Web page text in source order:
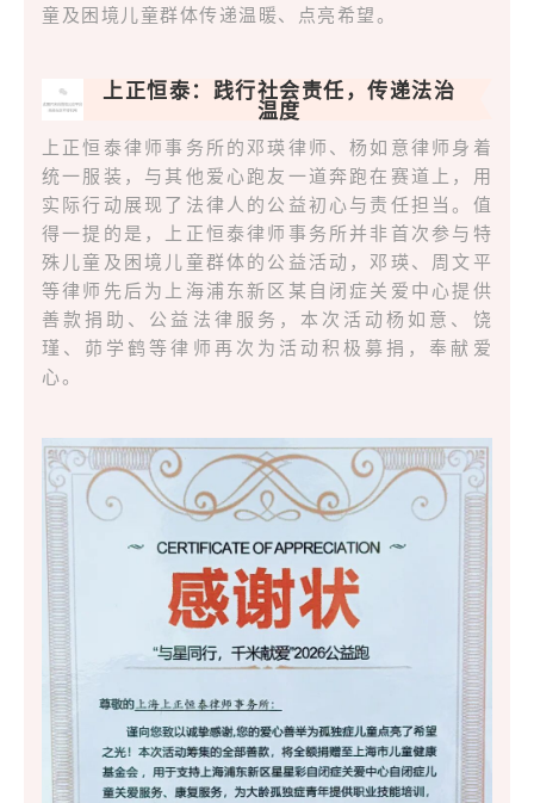
童及困境儿童群体传递温暖、点亮希望。
上正恒泰：践行社会责任，传递法治
温度
上正恒泰律师事务所的邓瑛律师、杨如意律师身着
统一服装，与其他爱心跑友一道奔跑在赛道上，用
实际行动展现了法律人的公益初心与责任担当。值
得一提的是，上正恒泰律师事务所并非首次参与特
殊儿童及困境儿童群体的公益活动，邓瑛、周文平
等律师先后为上海浦东新区某自闭症关爱中心提供
善款捐助、公益法律服务，本次活动杨如意、饶
瑾、茆学鹤等律师再次为活动积极募捐，奉献爱
心。